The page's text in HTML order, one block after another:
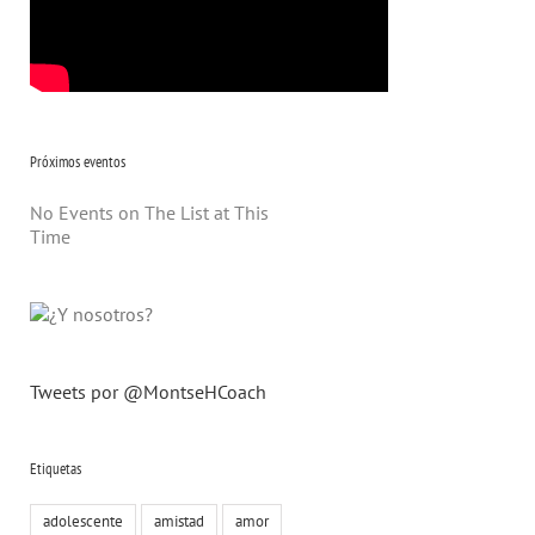
Próximos eventos
No Events on The List at This
Time
Tweets por @MontseHCoach
Etiquetas
adolescente amistad
amor